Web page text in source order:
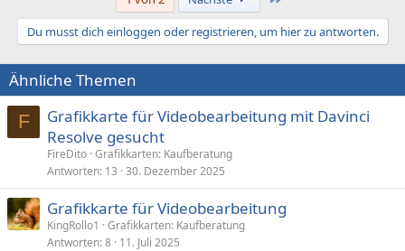
Du musst dich einloggen oder registrieren, um hier zu antworten.
Ähnliche Themen
F
Grafikkarte für Videobearbeitung mit Davinci
Resolve gesucht
FireDito Grafikkarten: Kaufberatung
Antworten 13 30. Dezember 2025
Grafikkarte für Videobearbeitung
KingRollo1
Grafikkarten: Kaufberatung
Antworten 8 11. Juli 2025